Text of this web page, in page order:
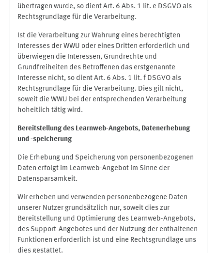
übertragen wurde, so dient Art. 6 Abs. 1 lit. e DSGVO als
Rechtsgrundlage für die Verarbeitung.
Ist die Verarbeitung zur Wahrung eines berechtigten
Interesses der WWU oder eines Dritten erforderlich und
überwiegen die Interessen, Grundrechte und
Grundfreiheiten des Betroffenen das erstgenannte
Interesse nicht, so dient Art. 6 Abs. 1 lit. f DSGVO als
Rechtsgrundlage für die Verarbeitung. Dies gilt nicht,
soweit die WWU bei der entsprechenden Verarbeitung
hoheitlich tätig wird.
Bereitstellung des Learnweb-Angebots, Datenerhebung
und -speicherung
Die Erhebung und Speicherung von personenbezogenen
Daten erfolgt im Learnweb-Angebot im Sinne der
Datensparsamkeit.
Wir erheben und verwenden personenbezogene Daten
unserer Nutzer grundsätzlich nur, soweit dies zur
Bereitstellung und Optimierung des Learnweb-Angebots,
des Support-Angebotes und der Nutzung der enthaltenen
Funktionen erforderlich ist und eine Rechtsgrundlage uns
dies gestattet.